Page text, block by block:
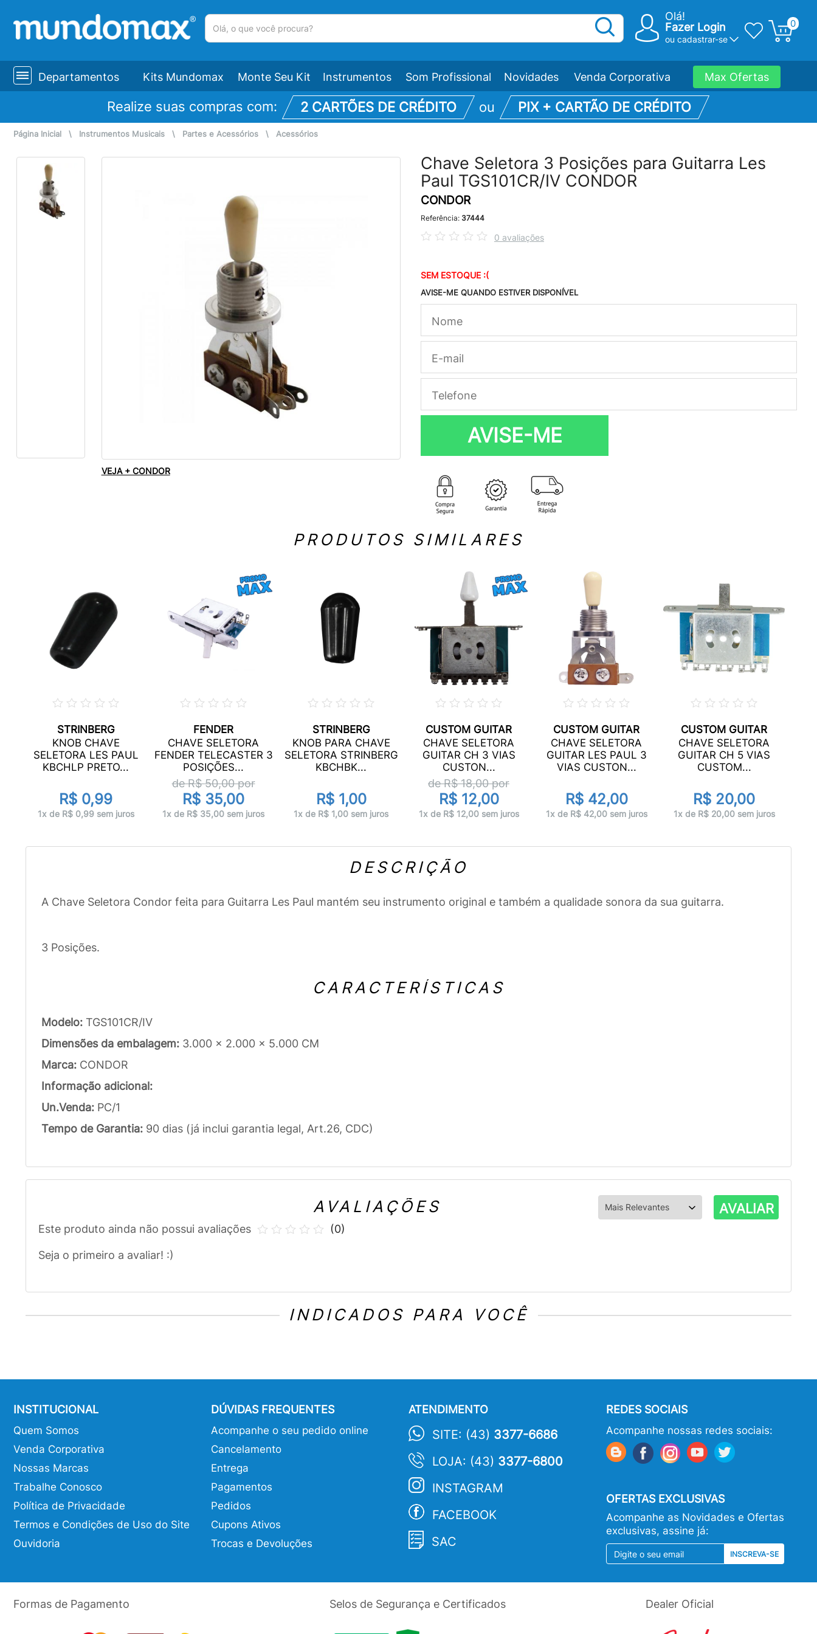
Olá!
Fazer Login
ou cadastrar-se
0
Departamentos Kits Mundomax Monte Seu Kit Instrumentos Som Profissional Novidades Venda Corporativa Max Ofertas
Realize suas compras com: 2 CARTÕES DE CRÉDITO ou PIX + CARTÃO DE CRÉDITO
Página Inicial \ Instrumentos Musicais \ Partes e Acessórios \ Acessórios
VEJA + CONDOR
Chave Seletora 3 Posições para Guitarra Les
Paul TGS101CR/IV CONDOR
CONDOR
Referência: 37444
0 avaliações
SEM ESTOQUE :(
AVISE-ME QUANDO ESTIVER DISPONÍVEL
AVISE-ME
PRODUTOS SIMILARES
STRINBERG
KNOB CHAVE
SELETORA LES PAUL
KBCHLP PRETO...
R$ 0,99
1x de R$ 0,99 sem juros
FENDER
CHAVE SELETORA
FENDER TELECASTER 3
POSIÇÕES...
de R$50,00por
R$ 35,00
1x de R$ 35,00 sem juros
STRINBERG
KNOB PARA CHAVE
SELETORA STRINBERG
KBCHBK...
R$ 1,00
1x de R$ 1,00 sem juros
CUSTOM GUITAR
CHAVE SELETORA
GUITAR CH 3 VIAS
CUSTON...
de R$18,00por
R$ 12,00
1x de R$ 12,00 sem juros
CUSTOM GUITAR
CHAVE SELETORA
GUITAR LES PAUL 3
VIAS CUSTON...
R$ 42,00
1x de R$ 42,00 sem juros
CUSTOM GUITAR
CHAVE SELETORA
GUITAR CH 5 VIAS
CUSTOM...
R$ 20,00
1x de R$ 20,00 sem juros
DESCRIÇÃO
A Chave Seletora Condor feita para Guitarra Les Paul mantém seu instrumento original e também a qualidade sonora da sua guitarra.
3 Posições.
CARACTERÍSTICAS
Modelo: TGS101CR/IV
Dimensões da embalagem: 3.000 x 2.000 x 5.000 CM
Marca: CONDOR
Informação adicional:
Un.Venda: PC/1
Tempo de Garantia: 90 dias (já inclui garantia legal, Art.26, CDC)
AVALIAÇÕES AVALIAR
Este produto ainda não possui avaliações
Seja o primeiro a avaliar! :)
(0)
INDICADOS PARA VOCÊ
INSTITUCIONAL
Quem Somos
Venda Corporativa
Nossas Marcas
Trabalhe Conosco
Política de Privacidade
Termos e Condições de Uso do Site
Ouvidoria
DÚVIDAS FREQUENTES
Acompanhe o seu pedido online
Cancelamento
Entrega
Pagamentos
Pedidos
Cupons Ativos
Trocas e Devoluções
ATENDIMENTO
SITE: (43) 3377-6686
LOJA: (43) 3377-6800
INSTAGRAM
FACEBOOK
SAC
REDES SOCIAIS
Acompanhe nossas redes sociais:
OFERTAS EXCLUSIVAS
Acompanhe as Novidades e Ofertas
exclusivas, assine já:
INSCREVA-SE
Formas de Pagamento Selos de Segurança e Certificados Dealer Oficial